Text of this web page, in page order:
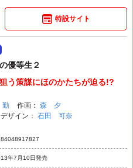
特設サイト
優等生２
う策謀にほのかたちが迫る!?
作画： 森 夕
ザイン： 石田 可奈
年7月10日発売